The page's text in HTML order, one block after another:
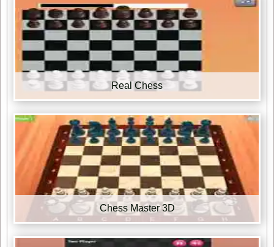
Real Chess
Chess Master 3D